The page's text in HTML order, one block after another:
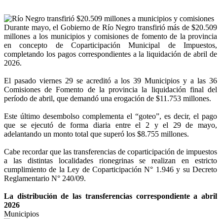
Durante mayo, el Gobierno de Río Negro transfirió más de $20.509
millones a los municipios y comisiones de fomento de la provincia
en concepto de Coparticipación Municipal de Impuestos,
completando los pagos correspondientes a la liquidación de abril de
2026.
El pasado viernes 29 se acreditó a los 39 Municipios y a las 36
Comisiones de Fomento de la provincia la liquidación final del
período de abril, que demandó una erogación de $11.753 millones.
Este último desembolso complementa el “goteo”, es decir, el pago
que se ejecutó de forma diaria entre el 2 y el 29 de mayo,
adelantando un monto total que superó los $8.755 millones.
Cabe recordar que las transferencias de coparticipación de impuestos
a las distintas localidades rionegrinas se realizan en estricto
cumplimiento de la Ley de Coparticipación N° 1.946 y su Decreto
Reglamentario N° 240/09.
La distribución de las transferencias correspondiente a abril
2026
Municipios